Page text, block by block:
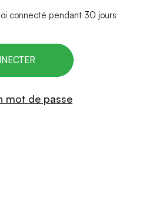
connecté pendant 30 jours
mot de passe